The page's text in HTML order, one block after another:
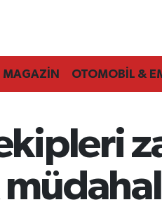
MAGAZİN OTOMOBİL &